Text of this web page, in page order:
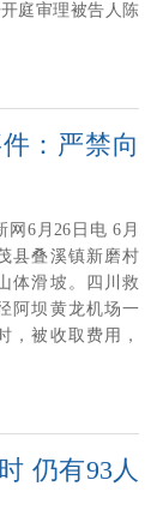
庭审理被告人陈
：严禁向
6月26日电 6月
县叠溪镇新磨村
体滑坡。四川救
阿坝黄龙机场一
，被收取费用，
仍有93人